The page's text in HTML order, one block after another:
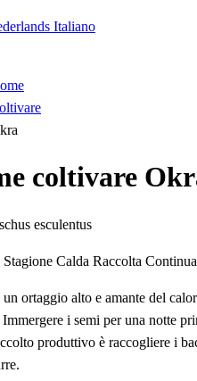
Italiano
coltivare
esculentus
Stagione Calda Raccolta Continua
ortaggio alto e amante del
i semi per una notte
produttivo è raccogliere i